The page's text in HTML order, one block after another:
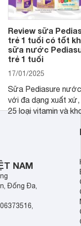
Review sữa
trẻ 1 tuổi có tốt
sữa nước
trẻ 1 tuổi
17/01/2025
Sữa Pediasure
với đa dạng xuất
25 loại vitamin và
NAM
Đống Đa,